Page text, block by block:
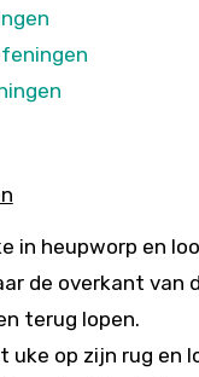
in heupworp en
de overkant van
terug lopen.
uke op zijn rug en